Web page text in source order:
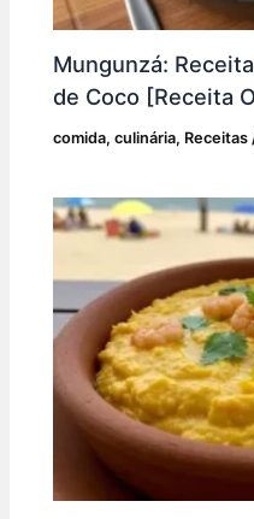
Mungunzá:
de Coco [Receita
comida,culinária, Receitas